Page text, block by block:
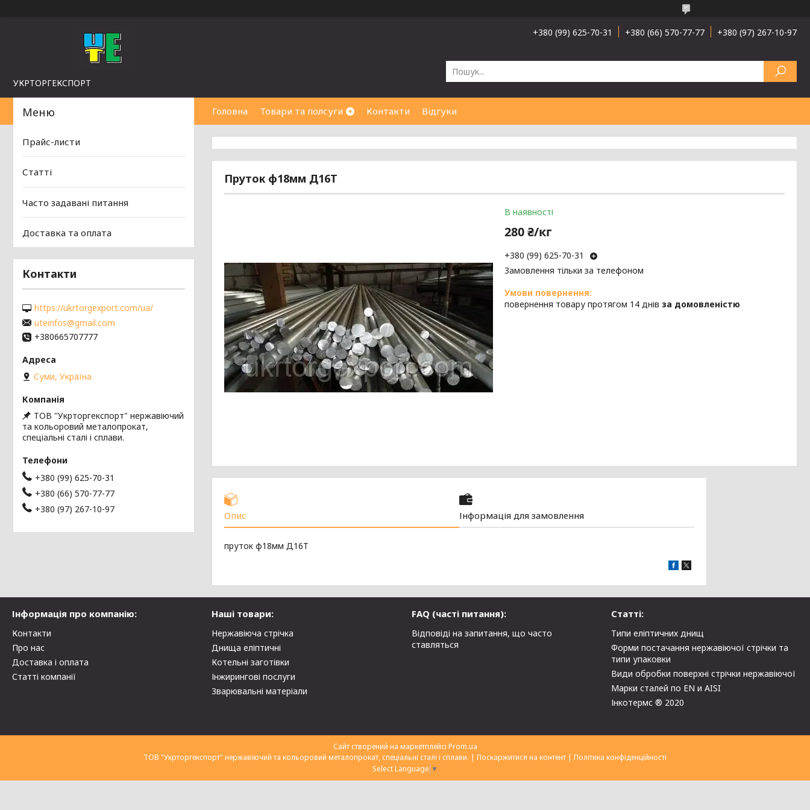
УКРТОРГЕКСПОРТ
+380 (99) 625-70-31 +380 (66) 570-77-77 +380 (97) 267-10-97
Головна Товари та полсуги Контакти Відгуки
Пруток ф18мм Д16Т
В наявності
280 ₴/кг
+380 (99) 625-70-31
Замовлення тільки за телефоном
повернення товару протягом 14 днів за домовленістю
Опис Інформація для замовлення
пруток ф18мм Д16Т
Прайс-листи
Статті
Часто задавані питання
Доставка та оплата
Контакти
https://ukrtorgexport.com/ua/
uteinfos@gmail.com
+380665707777
Суми, Україна
ТОВ "Укрторгекспорт" нержавіючий
та кольоровий металопрокат,
спеціальні сталі і сплави.
+380 (99) 625-70-31
+380 (66) 570-77-77
+380 (97) 267-10-97
Інформація про компанію:
Контакти
Про нас
Доставка і оплата
Статті компанії
Наші товари:
Нержавіюча стрічка
Днища еліптичні
Котельні заготівки
Інжирингові послуги
Зварювальні матеріали
FAQ (часті питання):
Відповіді на запитання, що часто
ставляться
Статті:
Типи еліптичних днищ
Форми постачання нержавіючої стрічки та
типи упаковки
Види обробки поверхні стрічки нержавіючої
Марки сталей по EN и AISI
Інкотермс ® 2020
Сайт створений на маркетплейсі Prom.ua
ТОВ "Укрторгекспорт" нержавіючий та кольоровий металопрокат, спеціальні сталі і сплави. | Поскаржитися на контент | Політика конфіденційності
Select Language ▼